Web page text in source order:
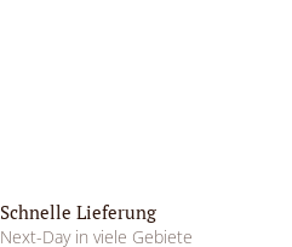
Schnelle Lieferung
Next-Day in viele Gebiete